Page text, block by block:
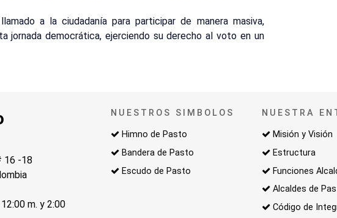
a la ciudadanía para participar de manera masiva,
jornada democrática, ejerciendo su derecho al voto en un
16 -18
m. y 2:00
NUESTROS SIMBOLOS
Himno de Pasto
Bandera de Pasto
Escudo de Pasto
NUESTRA
Misión y Visión
Estructura
Funciones
Alcaldes de
Código de